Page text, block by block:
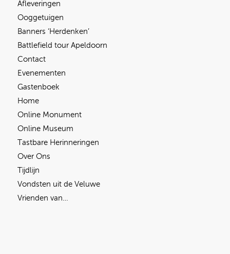
Afleveringen
Ooggetuigen
Banners ‘Herdenken’
Battlefield tour Apeldoorn
Contact
Evenementen
Gastenboek
Home
Online Monument
Online Museum
Tastbare Herinneringen
Over Ons
Tijdlijn
Vondsten uit de Veluwe
Vrienden van…